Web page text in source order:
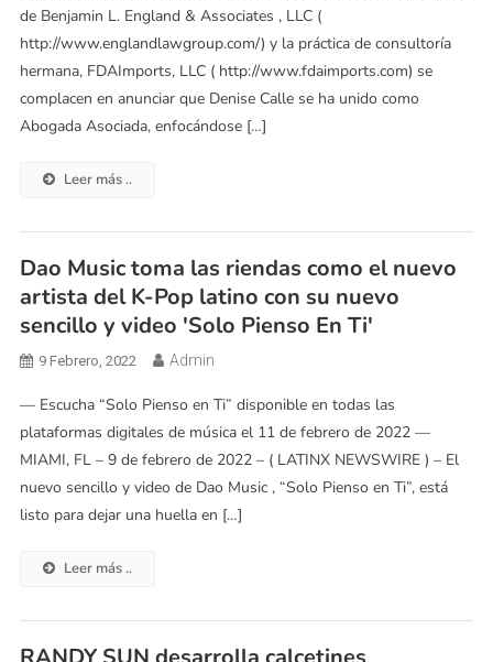
de Benjamin L. England & Associates , LLC (
http://www.englandlawgroup.com/) y la práctica de consultoría
hermana, FDAImports, LLC ( http://www.fdaimports.com) se
complacen en anunciar que Denise Calle se ha unido como
Abogada Asociada, enfocándose […]
Leer más ..
Dao Music toma las riendas como el nuevo
artista del K-Pop latino con su nuevo
sencillo y video 'Solo Pienso En Ti'
9 Febrero, 2022 Admin
— Escucha “Solo Pienso en Ti” disponible en todas las
plataformas digitales de música el 11 de febrero de 2022 —
MIAMI, FL – 9 de febrero de 2022 – ( LATINX NEWSWIRE ) – El
nuevo sencillo y video de Dao Music , “Solo Pienso en Ti”, está
listo para dejar una huella en […]
Leer más ..